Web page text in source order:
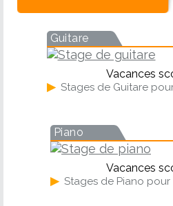
Guitare
Vacances
▶ Stages de Guitare
Piano
Vacances
▶ Stages de Piano